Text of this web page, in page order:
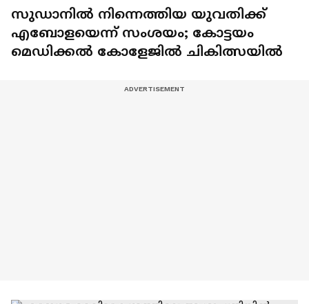
സുഡാനിൽ നിന്നെത്തിയ യുവതിക്ക്
എബോളയെന്ന് സംശയം; കോട്ടയം
മെഡിക്കൽ കോളേജിൽ ചികിത്സയിൽ